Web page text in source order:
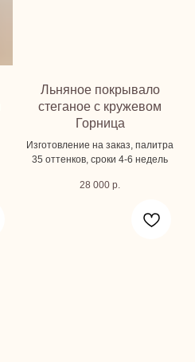
Льняное покрывало
стеганое с кружевом
Горница
Изготовление на заказ, палитра
35 оттенков, сроки 4-6 недель
28 000 р.